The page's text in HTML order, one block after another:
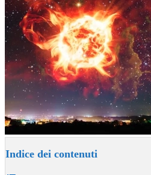
Indice dei contenuti